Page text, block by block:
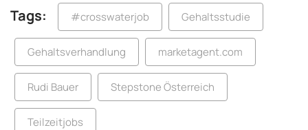
Tags: #crosswaterjob Gehaltsstudie
Gehaltsverhandlung marketagent.com
Rudi Bauer Stepstone Österreich
Teilzeitjobs